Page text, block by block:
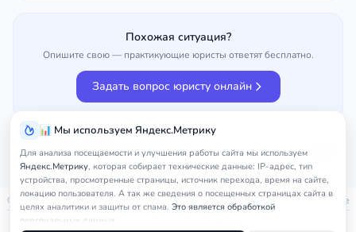
📊 Мы используем Яндекс.Метрику
Для анализа посещаемости и улучшения работы сайта мы используем
Яндекс.Метрику, которая собирает технические данные: IP-адрес, тип
устройства, просмотренные страницы, источник перехода, время на сайте,
локацию пользователя. А так же сведения о посещенных страницах сайта в
целях аналитики и защиты от спама. Это является обработкой
персональных данных.
Похожая ситуация?
Опишите свою — практикующие юристы ответят бесплатно.
Задать вопрос юристу онлайн
Улучшить вопрос 0%
© 2026nedicom™. Права на товарный знак зарегистрированы в Роспатенте
Политика в отношении персональных данных